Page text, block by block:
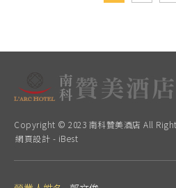
Copyright © 2023 南科贊美酒店 All
網頁設計 - iBest